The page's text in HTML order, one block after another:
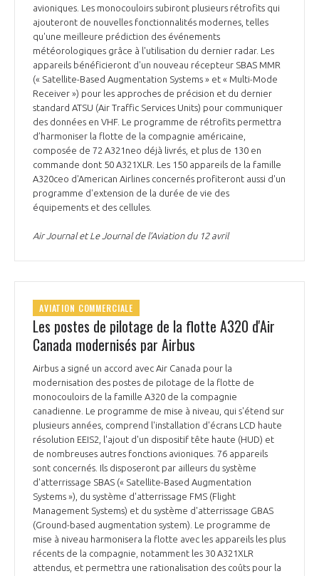
avioniques. Les monocouloirs subiront plusieurs rétrofits qui
ajouteront de nouvelles fonctionnalités modernes, telles
qu'une meilleure prédiction des événements
météorologiques grâce à l'utilisation du dernier radar. Les
appareils bénéficieront d'un nouveau récepteur SBAS MMR
(« Satellite-Based Augmentation Systems » et « Multi-Mode
Receiver ») pour les approches de précision et du dernier
standard ATSU (Air Traffic Services Units) pour communiquer
des données en VHF. Le programme de rétrofits permettra
d’harmoniser la flotte de la compagnie américaine,
composée de 72 A321neo déjà livrés, et plus de 130 en
commande dont 50 A321XLR. Les 150 appareils de la famille
A320ceo d'American Airlines concernés profiteront aussi d'un
programme d'extension de la durée de vie des
équipements et des cellules.
Air Journal et Le Journal de l’Aviation du 12 avril
AVIATION COMMERCIALE
Les postes de pilotage de la flotte A320 d'Air
Canada modernisés par Airbus
Airbus a signé un accord avec Air Canada pour la
modernisation des postes de pilotage de la flotte de
monocouloirs de la famille A320 de la compagnie
canadienne. Le programme de mise à niveau, qui s'étend sur
plusieurs années, comprend l'installation d'écrans LCD haute
résolution EEIS2, l'ajout d'un dispositif tête haute (HUD) et
de nombreuses autres fonctions avioniques. 76 appareils
sont concernés. Ils disposeront par ailleurs du système
d'atterrissage SBAS (« Satellite-Based Augmentation
Systems »), du système d'atterrissage FMS (Flight
Management Systems) et du système d'atterrissage GBAS
(Ground-based augmentation system). Le programme de
mise à niveau harmonisera la flotte avec les appareils les plus
récents de la compagnie, notamment les 30 A321XLR
attendus, et permettra une rationalisation des coûts pour la